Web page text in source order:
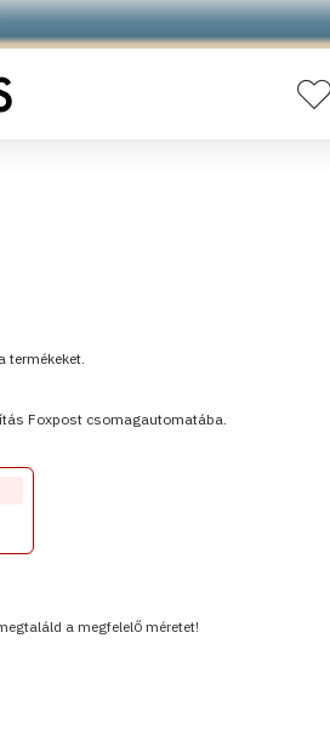
a megfelelő méretet!
termékeket.
Foxpost csomagautomatába.